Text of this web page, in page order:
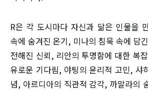
R은 각 도시마다 자신과 닮은 인물을
속에 숨겨진 온기, 미나의 침묵 속에 담
전해진 신뢰, 리안의 투명함에 대한 복
유로운 기다림, 야팅의 윤리적 고민, 샤
념, 아르디아의 직관적 감각, 까말라의